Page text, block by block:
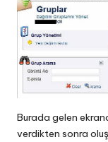
Burada gelen
verdikten sonra